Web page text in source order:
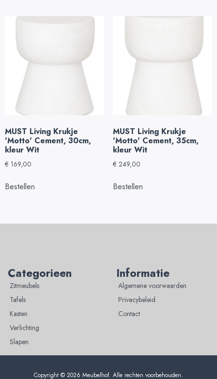
MUST Living Krukje
'Motto' Cement, 30cm,
kleur Wit
€ 169,00
Bestellen
MUST Living Krukje
'Motto' Cement, 35cm,
kleur Wit
€ 249,00
Bestellen
Categorieen
Zitmeubels
Tafels
Kasten
Verlichting
Slapen
Informatie
Algemene voorwaarden
Privacybeleid
Contact
Copyright © 2026 Meubelhof. Alle rechten voorbehouden.